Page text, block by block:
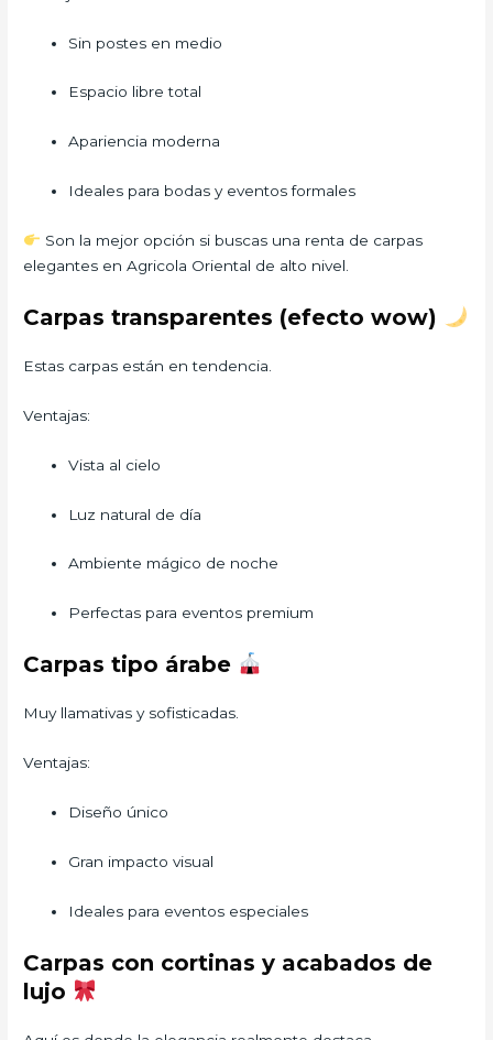
Sin postes en medio
Espacio libre total
Apariencia moderna
Ideales para bodas y eventos formales
Son la mejor opción si buscas una renta de carpas
elegantes en Agricola Oriental de alto nivel.
Carpas transparentes (efecto wow)
Estas carpas están en tendencia.
Ventajas:
Vista al cielo
Luz natural de día
Ambiente mágico de noche
Perfectas para eventos premium
Carpas tipo árabe
Muy llamativas y sofisticadas.
Ventajas:
Diseño único
Gran impacto visual
Ideales para eventos especiales
Carpas con cortinas y acabados de
lujo